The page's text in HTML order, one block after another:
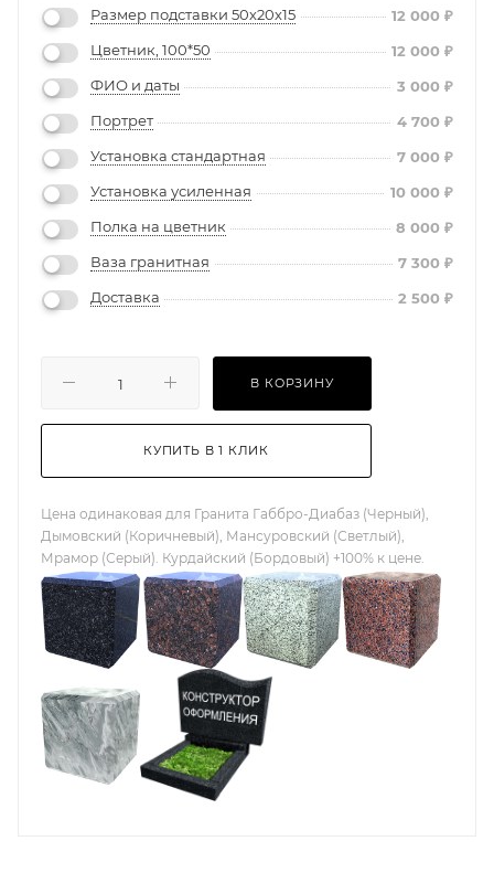
Размер подставки 50х20х15 12 000 ₽
Цветник, 100*50
12 000 ₽
ФИО и даты
3 000 ₽
Портрет
4 700 ₽
Установка стандартная
7 000 ₽
Установка усиленная
10 000 ₽
Полка на цветник
8 000 ₽
Ваза гранитная
7 300 ₽
Доставка
2 500 ₽
В КОРЗИНУ
КУПИТЬ В 1 КЛИК
Цена одинаковая для Гранита Габбро-Диабаз (Черный),
Дымовский (Коричневый), Мансуровский (Светлый),
Мрамор (Серый). Курдайский (Бордовый) +100% к цене.